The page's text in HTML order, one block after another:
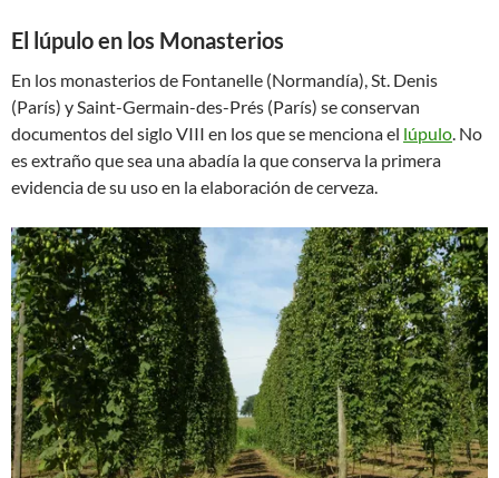
El lúpulo en los Monasterios
En los monasterios de Fontanelle (Normandía), St. Denis
(París) y Saint-Germain-des-Prés (París) se conservan
documentos del siglo VIII en los que se menciona el lúpulo. No
es extraño que sea una abadía la que conserva la primera
evidencia de su uso en la elaboración de cerveza.